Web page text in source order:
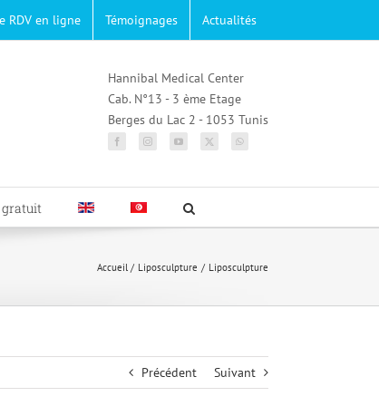
RDV en ligne Témoignages Actualités
Hannibal Medical Center
Cab. N°13 - 3 ème Etage
Berges du Lac 2 - 1053 Tunis
gratuit
Accueil Liposculpture Liposculpture
Précédent Suivant